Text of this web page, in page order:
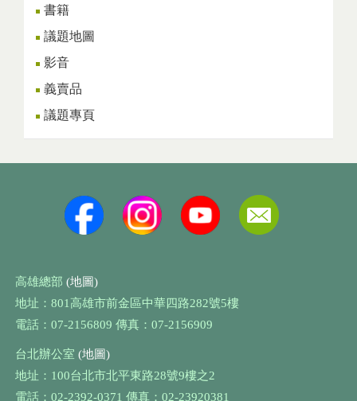
書籍
議題地圖
影音
義賣品
議題專頁
高雄總部 (地圖)
地址：801高雄市前金區中華四路282號5樓
電話：07-2156809 傳真：07-2156909
台北辦公室 (地圖)
地址：100台北市北平東路28號9樓之2
電話：02-2392-0371 傳真：02-23920381